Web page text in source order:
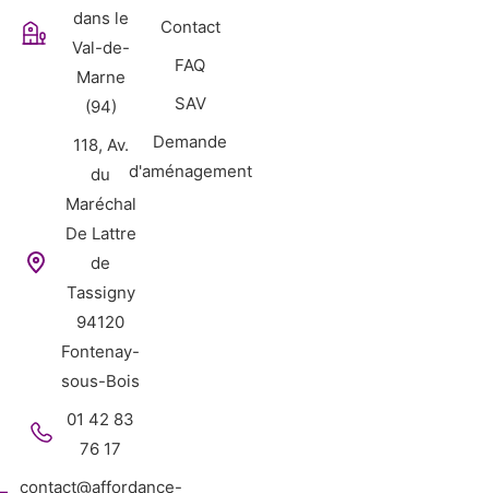
dans le
Val-de-
Marne
(94)
118, Av.
du
Maréchal
De Lattre
de
Tassigny
94120
Fontenay-
sous-Bois
01 42 83
76 17
contact@affordance-
Contact
FAQ
SAV
Demande
d'aménagement